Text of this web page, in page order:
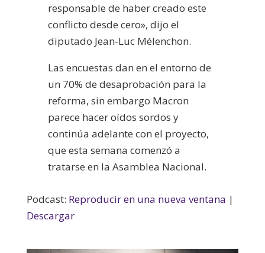
responsable de haber creado este
conflicto desde cero», dijo el
diputado Jean-Luc Mélenchon.
Las encuestas dan en el entorno de
un 70% de desaprobación para la
reforma, sin embargo Macron
parece hacer oídos sordos y
continúa adelante con el proyecto,
que esta semana comenzó a
tratarse en la Asamblea Nacional.
Podcast: Reproducir en una nueva ventana |
Descargar